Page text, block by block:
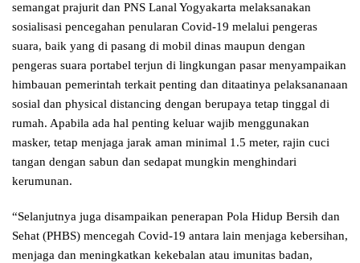
semangat prajurit dan PNS Lanal Yogyakarta melaksanakan
sosialisasi pencegahan penularan Covid-19 melalui pengeras
suara, baik yang di pasang di mobil dinas maupun dengan
pengeras suara portabel terjun di lingkungan pasar menyampaikan
himbauan pemerintah terkait penting dan ditaatinya pelaksananaan
sosial dan physical distancing dengan berupaya tetap tinggal di
rumah. Apabila ada hal penting keluar wajib menggunakan
masker, tetap menjaga jarak aman minimal 1.5 meter, rajin cuci
tangan dengan sabun dan sedapat mungkin menghindari
kerumunan.
“Selanjutnya juga disampaikan penerapan Pola Hidup Bersih dan
Sehat (PHBS) mencegah Covid-19 antara lain menjaga kebersihan,
menjaga dan meningkatkan kekebalan atau imunitas badan,